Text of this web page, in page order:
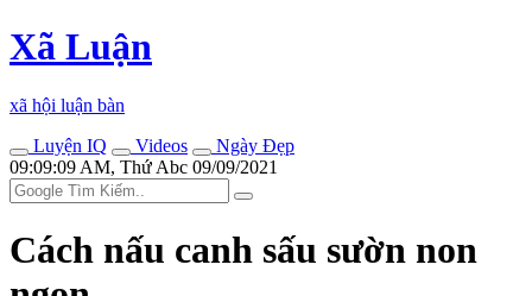
Xã Luận
xã hội luận bàn
Luyện IQ
Videos
Ngày Đẹp
09:09:09 AM, Thứ Abc 09/09/2021
Cách nấu canh sấu sườn non